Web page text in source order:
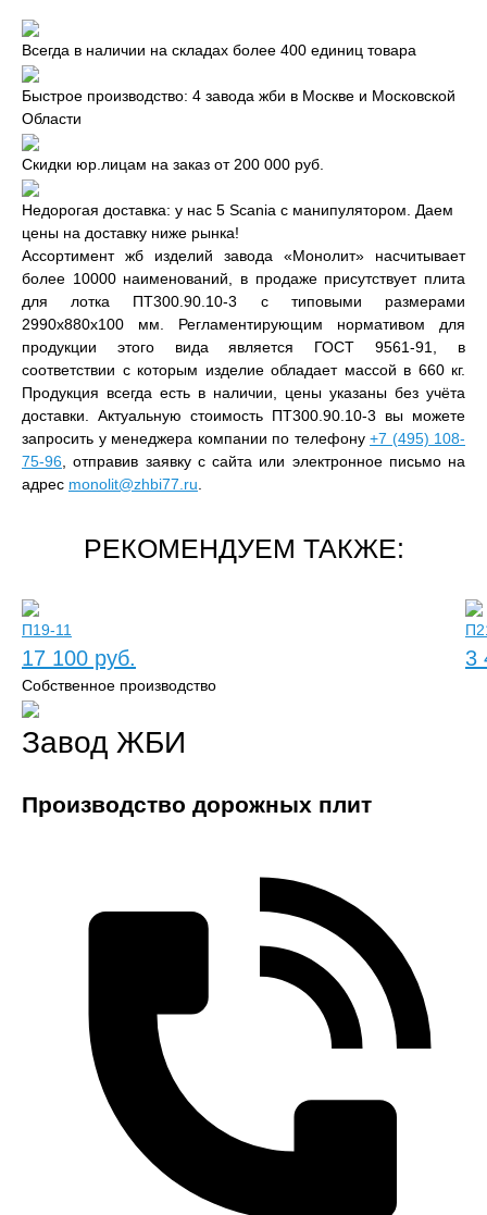
Всегда в наличии на складах более 400 единиц товара
Быстрое производство: 4 завода жби в Москве и Московской
Области
Скидки юр.лицам на заказ от 200 000 руб.
Недорогая доставка: у нас 5 Scania с манипулятором. Даем
цены на доставку ниже рынка!
Ассортимент жб изделий завода «Монолит» насчитывает
более 10000 наименований, в продаже присутствует плита
для лотка ПТ300.90.10-3 с типовыми размерами
2990x880x100 мм. Регламентирующим нормативом для
продукции этого вида является ГОСТ 9561-91, в
соответствии с которым изделие обладает массой в 660 кг.
Продукция всегда есть в наличии, цены указаны без учёта
доставки. Актуальную стоимость ПТ300.90.10-3 вы можете
запросить у менеджера компании по телефону +7 (495) 108-
75-96 , отправив заявку с сайта или электронное письмо на
адрес monolit@zhbi77.ru
РЕКОМЕНДУЕМ ТАКЖЕ:
П19-11
17 100 руб. 3
Собственное производство
Завод ЖБИ
Производство дорожных плит